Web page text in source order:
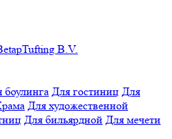
B.V.
боулинга Для гостиниц Для
Для художественной
Для бильярдной Для мечети